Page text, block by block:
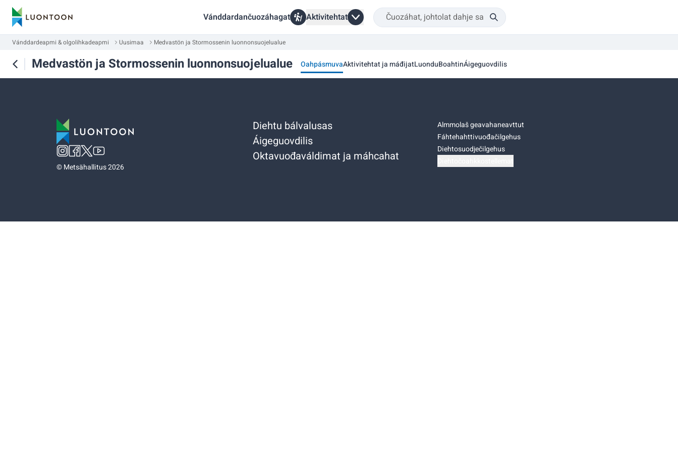
Vánddardančuozáhagat Aktivitehtat
Vánddardeapmi & olgolihkadeapmi Uusimaa Medvastön ja Stormossenin luonnonsuojelualue
Medvastön ja Stormossenin luonnonsuojelualue OahpásmuvaAktivitehtat ja máđijatLuonduBoahtinÁigeguovdilis
©Metsähallitus 2026
Diehtu bálvalusas
Áigeguovdilis
Oktavuođaváldimat ja máhcahat
Almmolaš geavahaneavttut
Fáhtehahttivuođačilgehus
Diehtosuodječilgehus